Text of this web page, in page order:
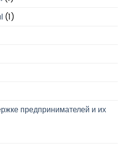
(1)
предпринимателей и их